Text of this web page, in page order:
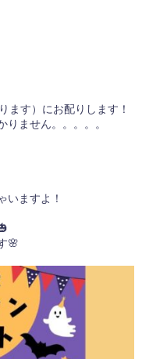
ます）にお配りします！
ません。。。。。
いますよ！
🌸